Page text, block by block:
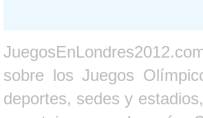
sobre los Juegos
deportes, sedes y